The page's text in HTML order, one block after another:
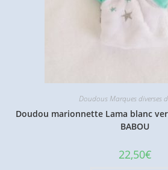
Doudous Marques diverses
Doudou marionnette Lama blanc
BABOU
22,50€